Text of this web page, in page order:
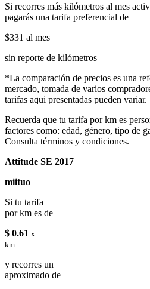
Si recorres más kilómetros al mes
pagarás una tarifa preferencial de
$331 al mes
sin reporte de kilómetros
*La comparación de precios es una
mercado, tomada de varios
tarifas aqui presentadas pueden variar.
Recuerda que tu tarifa por km es
factores como: edad, género, tipo de
Consulta términos y condiciones.
Attitude SE 2017
miituo
Si tu tarifa
por km es de
$ 0.61 x
km
y recorres un
aproximado de